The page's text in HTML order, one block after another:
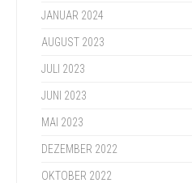
JANUAR 2024
AUGUST 2023
JULI 2023
JUNI 2023
MAI 2023
DEZEMBER 2022
OKTOBER 2022